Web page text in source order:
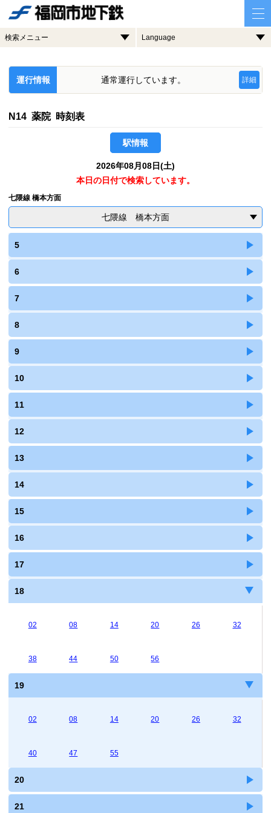
検索メニュー Language
運行情報 通常運行しています。 詳細
N14 薬院 時刻表
駅情報
2026年08月08日(土)
本日の日付で検索しています。
七隈線 橋本方面
七隈線 橋本方面
5
6
7
8
9
10
11
12
13
14
15
16
17
18
02 08 14 20 26 32
38 44 50 56
19
02 08 14 20 26 32
40 47 55
20
21